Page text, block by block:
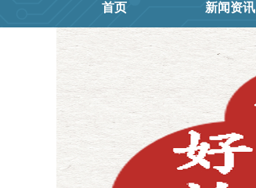
首页 新闻资讯